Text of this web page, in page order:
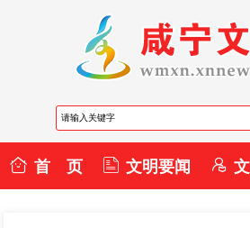
首 页 文明要闻